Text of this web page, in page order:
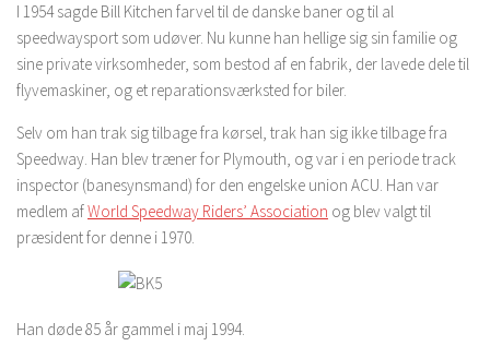
I 1954 sagde Bill Kitchen farvel til de danske baner og til al
speedwaysport som udøver. Nu kunne han hellige sig sin familie og
sine private virksomheder, som bestod af en fabrik, der lavede dele til
flyvemaskiner, og et reparationsværksted for biler.
Selv om han trak sig tilbage fra kørsel, trak han sig ikke tilbage fra
Speedway. Han blev træner for Plymouth, og var i en periode track
inspector (banesynsmand) for den engelske union ACU. Han var
medlem afWorld Speedway Riders’ Association og blev valgt til
præsident for denne i 1970.
Han døde 85 år gammel i maj 1994.